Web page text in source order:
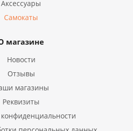
Аксессуары
Самокаты
магазине
Новости
Отзывы
магазины
Реквизиты